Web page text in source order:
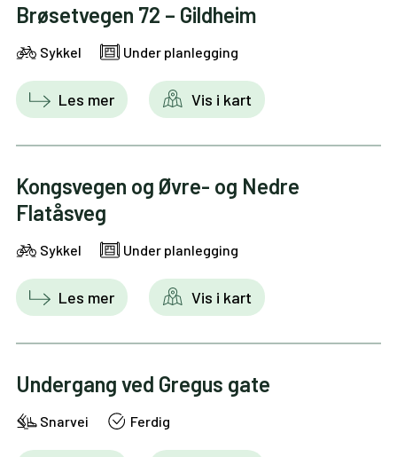
Brøsetvegen 72 – Gildheim
Sykkel Under planlegging
Les mer Vis i kart
Kongsvegen og Øvre- og Nedre
Flatåsveg
Sykkel Under planlegging
Les mer Vis i kart
Undergang ved Gregus gate
Snarvei Ferdig